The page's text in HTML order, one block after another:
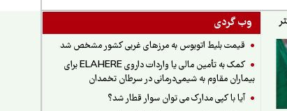
وب گردی
قیمت بلیط اتوبوس به مرزهای غربی کشور مشخص شد
کمک به تأمین مالی یا واردات داروی ELAHERE برای
بیماران مقاوم به شیمی‌درمانی در سرطان تخمدان
آیا با کپی مدارک می توان سوار قطار شد؟